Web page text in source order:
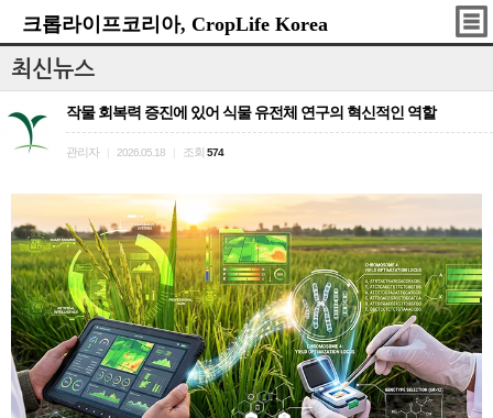
크롭라이프코리아, CropLife Korea
최신뉴스
작물 회복력 증진에 있어 식물 유전체 연구의 혁신적인 역할
관리자 2026.05.18 조회 574